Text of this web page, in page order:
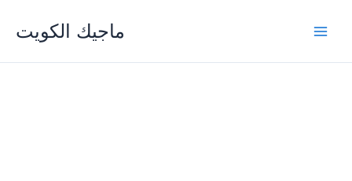
content
ماجيك الكويت